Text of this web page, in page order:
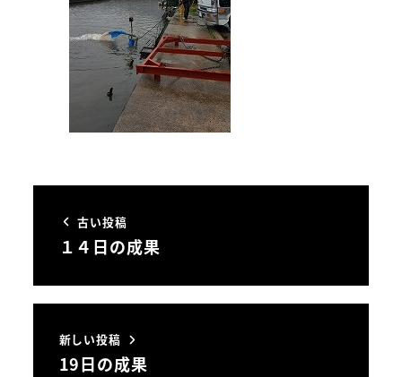
古い投稿
１４日の成果
新しい投稿
19日の成果